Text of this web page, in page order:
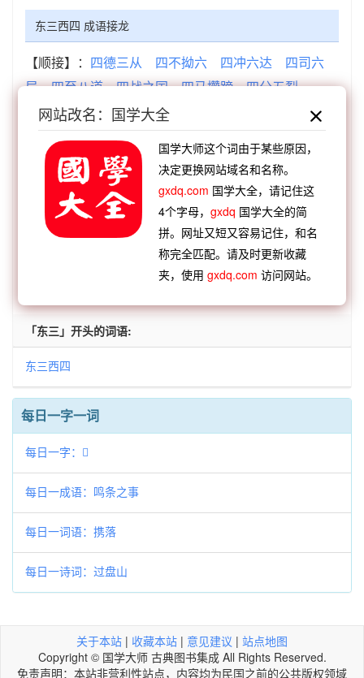
东三西四 成语接龙
【顺接】： 四德三从 四不拗六 四冲六达
四司六
局
四至八道 四战之国 四马攒蹄
四分五裂
【顺接】：调三窝四 言三语四
唇三口
丢三忘四 重三迭四 颠三倒四
唠三叨四
【逆接】： 章甫西东 侩牛墙东 宋家墙东
亭伯辽
万折必东 不到江东 春树江东
斗柄指东
【逆接】： 东挨西撞 东扭西歪 东平之树
东山妓
东阿之治 东方作矣 东方避世 东捱西问
「东三」开头的词语:
东三西四
每日一字一词
每日一字：𣐊
每日一成语：鸣条之事
每日一词语：携落
每日一诗词：过盘山
关于本站 | 收藏本站 | 意见建议 | 站点地图
Copyright © 国学大师 古典图书集成 All Rights Reserved.
免责声明：本站非营利性站点，内容均为民国之前的公共版权领域
网站改名：国学大全
国学大师这个词由于某些原因，
决定更换网站域名和名称。
gxdq.com 国学大全，请记住这
4个字母，gxdq 国学大全的简
拼。网址又短又容易记住，和名
称完全匹配。请及时更新收藏
夹，使用gxdq.com 访问网站。